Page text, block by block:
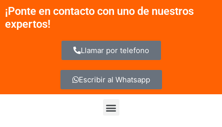
contenido
¡Ponte en contacto con uno de nuestros
expertos!
Llamar por telefono
Escribir al Whatsapp
Menu